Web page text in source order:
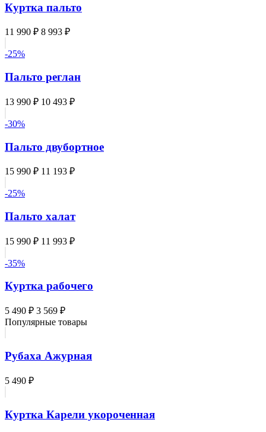
Куртка пальто
11 990 ₽ 8 993 ₽
-25%
Пальто реглан
13 990 ₽ 10 493 ₽
-30%
Пальто двубортное
15 990 ₽ 11 193 ₽
-25%
Пальто халат
15 990 ₽ 11 993 ₽
-35%
Куртка рабочего
5 490 ₽ 3 569 ₽
Популярные товары
Рубаха Ажурная
5 490 ₽
Куртка Карели укороченная